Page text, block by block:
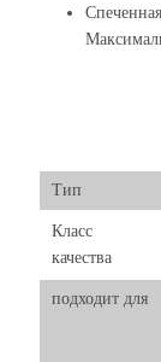
Тип
Класс
качества
подходит для